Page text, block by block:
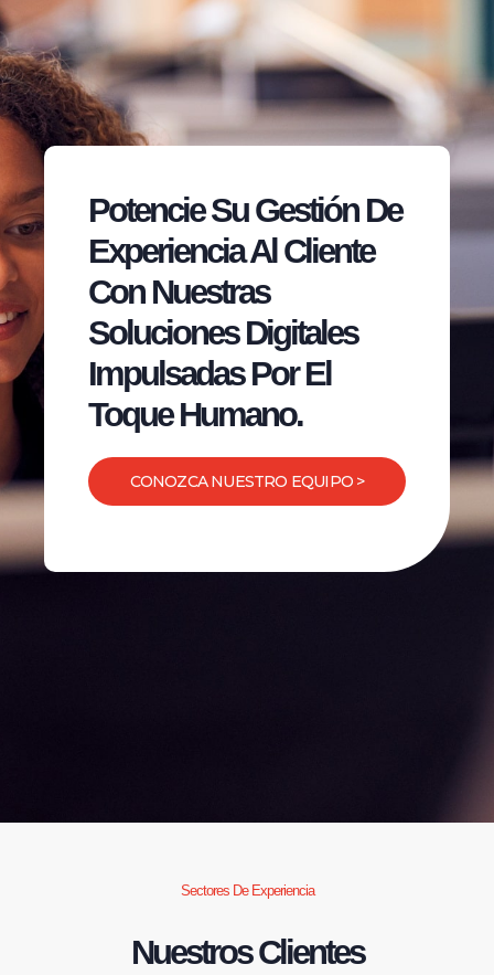
Potencie Su Gestión De
Experiencia Al Cliente
Con Nuestras
Soluciones Digitales
Impulsadas Por El
Toque Humano.
CONOZCA NUESTRO EQUIPO >
Sectores De Experiencia
Nuestros Clientes